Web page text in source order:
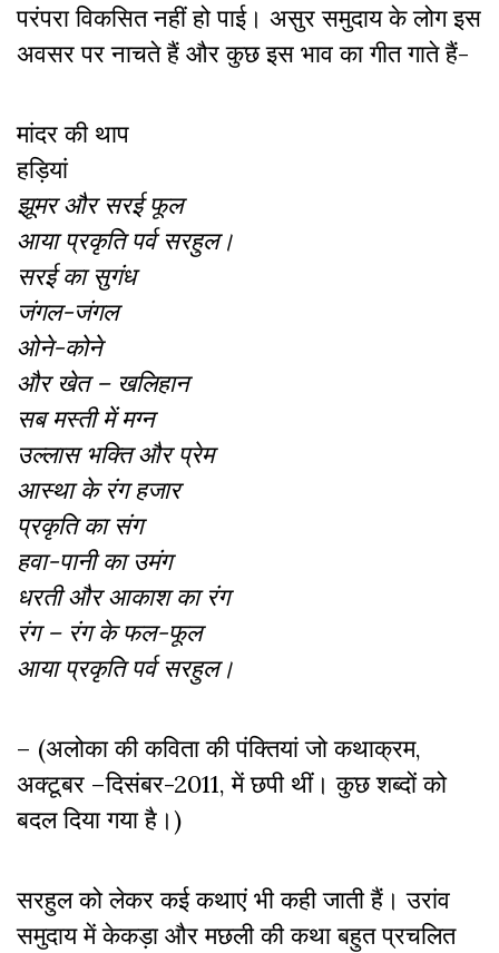
परंपरा विकसित नहीं हो पाई। असुर समुदाय के लोग इस
अवसर पर नाचते हैं और कुछ इस भाव का गीत गाते हैं-
मांदर की थाप
हड़ियां
झूमर और सरई फूल
आया प्रकृति पर्व सरहुल।
सरई का सुगंध
जंगल-जंगल
ओने-कोने
और खेत – खलिहान
सब मस्ती में मग्न
उल्लास भक्ति और प्रेम
आस्था के रंग हजार
प्रकृति का संग
हवा-पानी का उमंग
धरती और आकाश का रंग
रंग – रंग के फल-फूल
आया प्रकृति पर्व सरहुल।
– (अलोका की कविता की पंक्तियां जो कथाक्रम,
अक्टूबर –दिसंबर-2011, में छपी थीं। कुछ शब्दों को
बदल दिया गया है।)
सरहुल को लेकर कई कथाएं भी कही जाती हैं। उरांव
समुदाय में केकड़ा और मछली की कथा बहुत प्रचलित